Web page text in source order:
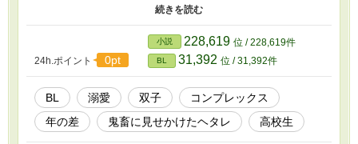
ください。 コラボ自体は5年以上前の作品となります。 ※R18描写
24h.ポイント 0pt
小説 228,619 位 / 228,619件
BL 31,392 位 / 31,392件
BL 溺愛 双子
コンプレックス
年の差
鬼畜に見せかけたヘタレ 高校生